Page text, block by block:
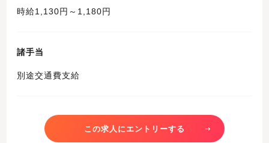
時給1,130円～1,180円
諸手当
別途交通費支給
この求人にエントリーする